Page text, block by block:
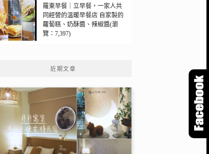
羅東早餐｜立早餐，一家人共
同經營的溫暖早餐店 自家製的
蘿蔔糕、奶酥醬、辣椒醬(瀏
覽：7,397)
近期文章